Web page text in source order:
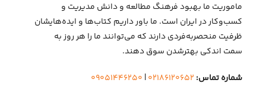
ماموریت ما بهبود فرهنگ مطالعه و دانش مدیریت و
کسب‌وکار در ایران است. ما باور داریم کتاب‌ها و ایده‌هایشان
ظرفیت منحصربه‌فردی دارند که می‌توانند ما را هر روز به
سمت اندکی بهتر‌شدن سوق دهند.
شماره تماس: ۰۲۱۸۶۱۲۰۶۵۲| ۰۹۰۵۱۴۴۶۲۵۰